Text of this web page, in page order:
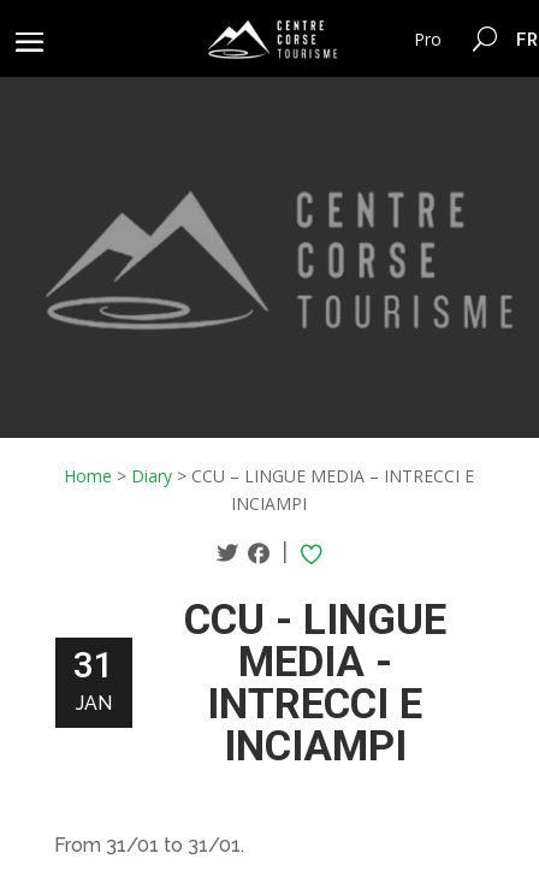
Pro
Home > Diary > CCU – LINGUE MEDIA – INTRECCI E
INCIAMPI
|
31
JAN
CCU - LINGUE
MEDIA -
INTRECCI E
INCIAMPI
From 31/01 to 31/01.